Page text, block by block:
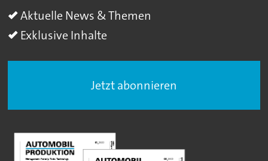
Aktuelle News & Themen
Exklusive Inhalte
Jetzt abonnieren